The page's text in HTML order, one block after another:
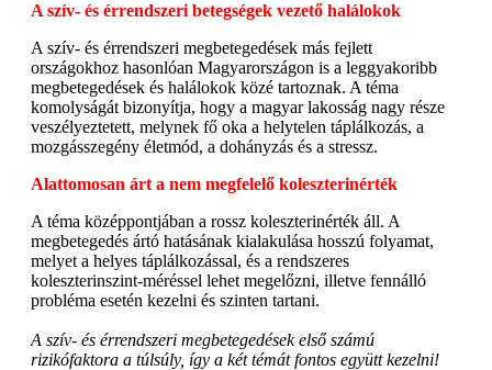
A szív- és érrendszeri betegségek vezető halálokok
A szív- és érrendszeri megbetegedések más fejlett
országokhoz hasonlóan Magyarországon is a leggyakoribb
megbetegedések és halálokok közé tartoznak. A téma
komolyságát bizonyítja, hogy a magyar lakosság nagy része
veszélyeztetett, melynek fő oka a helytelen táplálkozás, a
mozgásszegény életmód, a dohányzás és a stressz.
Alattomosan árt a nem megfelelő koleszterinérték
A téma középpontjában a rossz koleszterinérték áll. A
megbetegedés ártó hatásának kialakulása hosszú folyamat,
melyet a helyes táplálkozással, és a rendszeres
koleszterinszint-méréssel lehet megelőzni, illetve fennálló
probléma esetén kezelni és szinten tartani.
A szív- és érrendszeri megbetegedések első számú
rizikófaktora a túlsúly, így a két témát fontos együtt kezelni!